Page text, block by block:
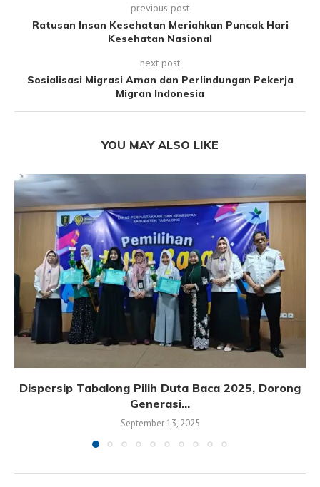
previous post
Ratusan Insan Kesehatan Meriahkan Puncak Hari
Kesehatan Nasional
next post
Sosialisasi Migrasi Aman dan Perlindungan Pekerja
Migran Indonesia
YOU MAY ALSO LIKE
Dispersip Tabalong Pilih Duta Baca 2025, Dorong
Generasi...
September 13, 2025